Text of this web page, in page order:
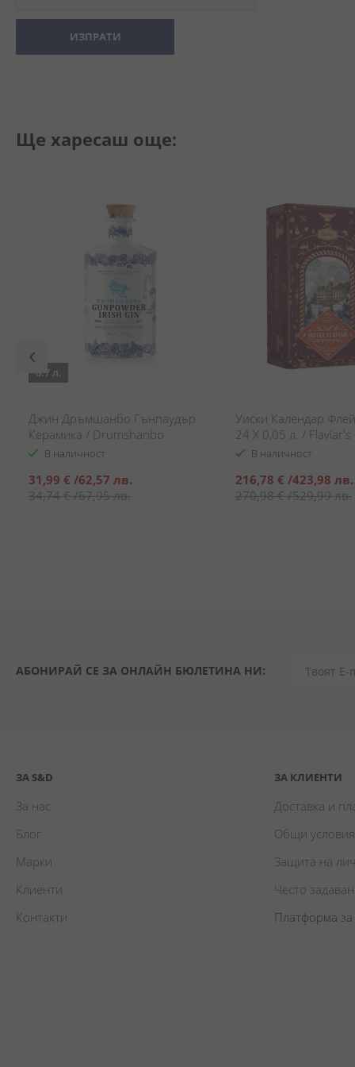
ИЗПРАТИ
Ще харесаш още:
0.7 л.
Джин Дръмшанбо Гънпаудър
Керамика / Drumshanbo
Gunpowder Ceramic Gin
В наличност
Специална
цена
31,99 € /62,57 лв.
34,74 €/67,95 лв.
Уиски Календар
24 Х 0,05 л. / Flaviar's
Whiskey Advent
В наличност
Специална
цена
216,78 € /423,98 лв.
270,98 €/529,99 лв.
АБОНИРАЙ СЕ ЗА ОНЛАЙН БЮЛЕТИНА НИ:
ЗА S&D
За нас
Блог
Марки
Клиенти
Контакти
ЗА КЛИЕНТИ
Доставка и
Общи условия
Защита на
Често
Платформа